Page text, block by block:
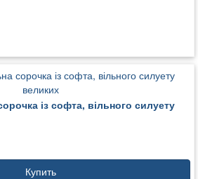
із софта, вільного силуету
Купить